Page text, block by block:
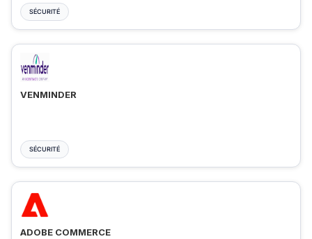
SÉCURITÉ
VENMINDER
SÉCURITÉ
ADOBE COMMERCE